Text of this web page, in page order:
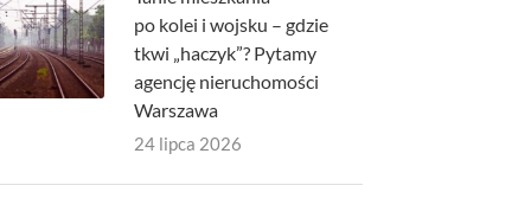
po kolei i wojsku – gdzie
tkwi „haczyk”? Pytamy
agencję nieruchomości
Warszawa
24 lipca 2026